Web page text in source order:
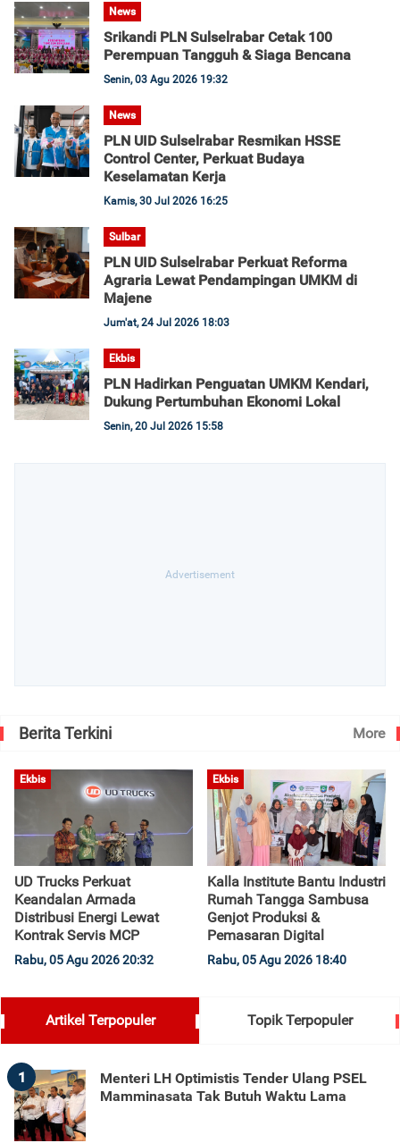
News
Srikandi PLN Sulselrabar Cetak 100
Perempuan Tangguh & Siaga Bencana
Senin, 03 Agu 2026 19:32
News
PLN UID Sulselrabar Resmikan HSSE
Control Center, Perkuat Budaya
Keselamatan Kerja
Kamis, 30 Jul 2026 16:25
Sulbar
PLN UID Sulselrabar Perkuat Reforma
Agraria Lewat Pendampingan UMKM di
Majene
Jum'at, 24 Jul 2026 18:03
Ekbis
PLN Hadirkan Penguatan UMKM Kendari,
Dukung Pertumbuhan Ekonomi Lokal
Senin, 20 Jul 2026 15:58
Berita Terkini More
Ekbis
UD Trucks Perkuat
Keandalan Armada
Distribusi Energi Lewat
Kontrak Servis MCP
Rabu, 05 Agu 2026 20:32
Ekbis
Kalla Institute Bantu Industri
Rumah Tangga Sambusa
Genjot Produksi &
Pemasaran Digital
Rabu, 05 Agu 2026 18:40
Artikel Terpopuler Topik Terpopuler
1
Menteri LH Optimistis Tender Ulang PSEL
Mamminasata Tak Butuh Waktu Lama